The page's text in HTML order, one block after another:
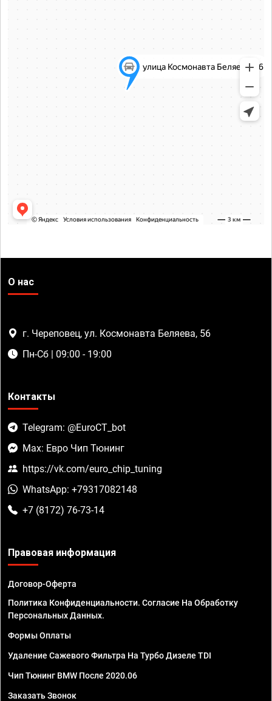
О нас
г. Череповец, ул. Космонавта Беляева, 56
Пн-Сб | 09:00 - 19:00
Контакты
Telegram: @EuroCT_bot
Max: Евро Чип Тюнинг
https://vk.com/euro_chip_tuning
WhatsApp: +79317082148
+7 (8172) 76-73-14
Правовая информация
Договор-Оферта
Политика Конфиденциальности. Согласие На Обработку
Персональных Данных.
Формы Оплаты
Удаление Сажевого Фильтра На Турбо Дизеле TDI
Чип Тюнинг BMW После 2020.06
Заказать Звонок